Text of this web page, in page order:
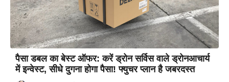
पैसा डबल का बेस्ट ऑफर: करें ड्रोन सर्विस वाले ड्रोनआचार्य
में इन्वेस्ट, सीधे दुगना होगा पैसा! फ्युचर प्लान है जबरदस्त